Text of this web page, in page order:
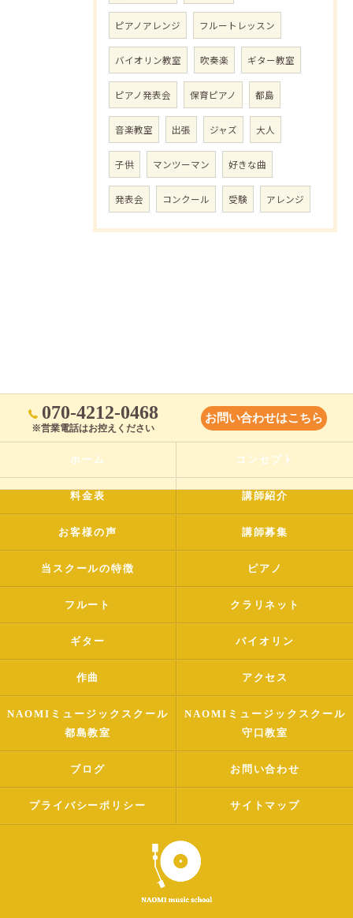
ピアノアレンジ フルートレッスン
バイオリン教室 吹奏楽 ギター教室
ピアノ発表会 保育ピアノ 都島
音楽教室 出張 ジャズ 大人
子供 マンツーマン 好きな曲
発表会 コンクール 受験 アレンジ
070-4212-0468
※営業電話はお控えください
お問い合わせはこちら
ホーム コンセプト
料金表 講師紹介
お客様の声 講師募集
当スクールの特徴 ピアノ
フルート クラリネット
ギター バイオリン
作曲 アクセス
NAOMIミュージックスクール
都島教室
NAOMIミュージックスクール
守口教室
ブログ お問い合わせ
プライバシーポリシー サイトマップ